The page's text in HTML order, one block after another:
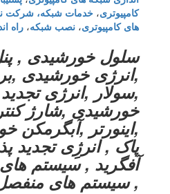
کامپیوتری، خدمات شبکه، شرکت
های کامپیوتری، نصب شبکه، راه
سلول خورشیدی ,
,انرژی خورشیدی
,سولار ,انرژی
خورشیدی ,شارژ
,اینورتر ,آبگرمکن
پاک , انرژِی تجدید
آفگرید , سیستم
, سیستم های